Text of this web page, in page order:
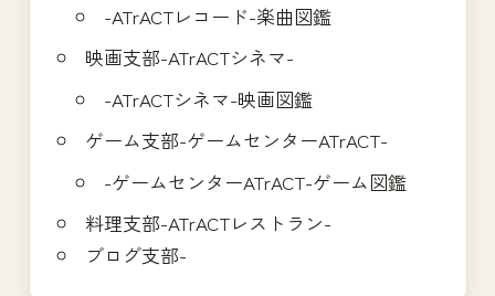
-ATrACTレコード-楽曲図鑑
映画支部-ATrACTシネマ-
-ATrACTシネマ-映画図鑑
ゲーム支部-ゲームセンターATrACT-
-ゲームセンターATrACT-ゲーム図鑑
料理支部-ATrACTレストラン-
ブログ支部-